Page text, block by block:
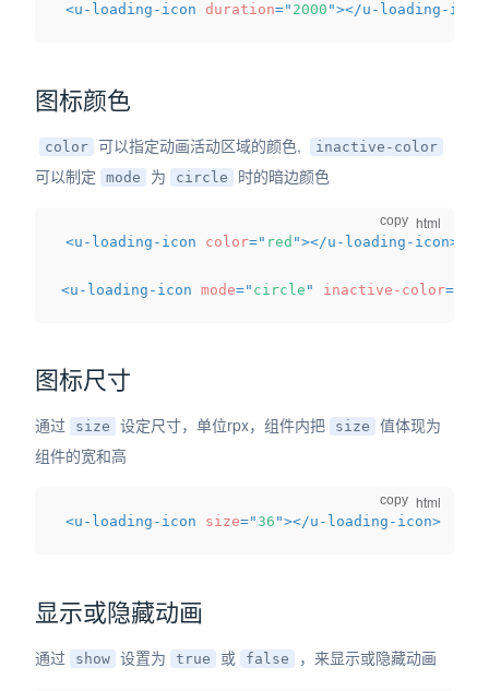
<u-loading-icon duration=" 2000 "></u-loading-icon
图标颜色
color 可以指定动画活动区域的颜色, inactive-color
可以制定 mode 为 circle 时的暗边颜色
<u-loading-icon color=" red "></u-loading-icon>
<u-loading-icon mode=" circle " inactive-color=
copy
图标尺寸
通过 size 设定尺寸，单位rpx，组件内把 size
值体现为
组件的宽和高
<u-loading-icon size=" 36 "></u-loading-icon>
copy
显示或隐藏动画
通过 show 设置为 true 或 false ，来显示或隐藏动画